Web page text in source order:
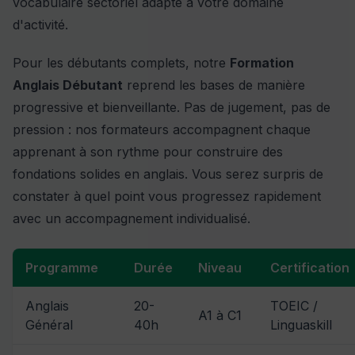
d'activité.
Pour les débutants complets, notre Formation
Anglais Débutant reprend les bases de manière
progressive et bienveillante. Pas de jugement, pas de
pression : nos formateurs accompagnent chaque
apprenant à son rythme pour construire des
fondations solides en anglais. Vous serez surpris de
constater à quel point vous progressez rapidement
avec un accompagnement individualisé.
Programme Durée Niveau Certification
Anglais
Général
20-
40h
A1 à C1
TOEIC /
Linguaskill